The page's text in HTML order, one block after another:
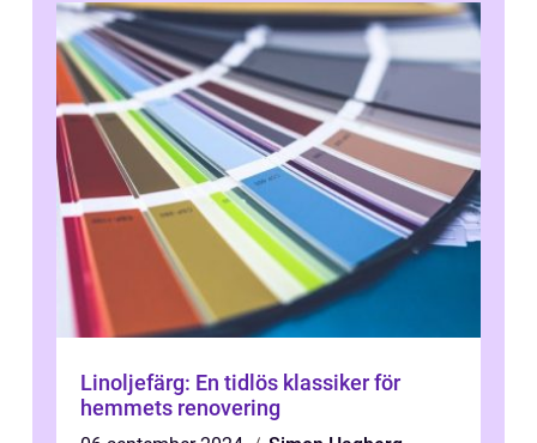
Linoljefärg: En tidlös klassiker för
hemmets renovering